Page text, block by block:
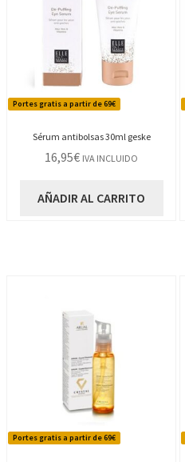
Portes gratis a partir de 69€
Sérum antibolsas 30ml geske
16,95€ IVA INCLUIDO
AÑADIR AL CARRITO
Portes gratis a partir de 69€